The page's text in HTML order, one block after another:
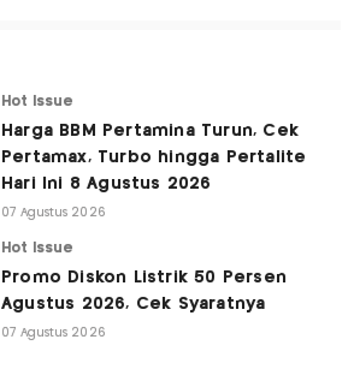
Hot Issue
Harga BBM Pertamina Turun, Cek
Pertamax, Turbo hingga Pertalite
Hari Ini 8 Agustus 2026
07 Agustus 2026
Hot Issue
Promo Diskon Listrik 50 Persen
Agustus 2026, Cek Syaratnya
07 Agustus 2026